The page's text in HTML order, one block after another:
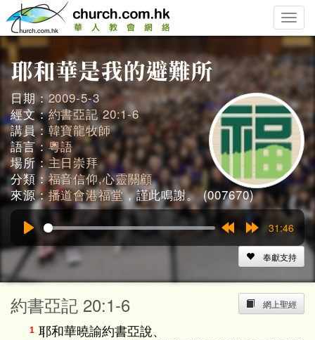
Toggle
日期：2009-5-3
經文：約書亞記 20:1-6
講員： 韓寶龍牧師
語言：粵語
場所：主日崇拜
分類：福音信仰,心靈關顧
來源：播道會港福堂，謹此鳴謝。 (007670)
15s
31:46
奉獻支持
網上聖經
約書亞記 20:1-6
1 耶和華曉諭約書亞說、